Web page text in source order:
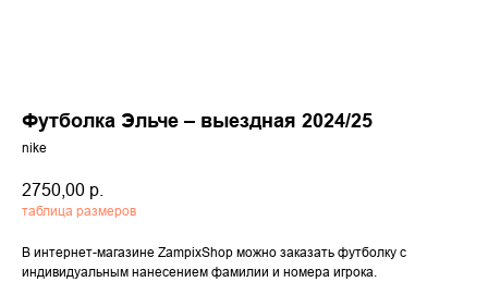
Футболка Эльче – выездная 2024/25
nike
2750,00 р.
таблица размеров
В интернет-магазине ZampixShop можно заказать футболку с
индивидуальным нанесением фамилии и номера игрока.